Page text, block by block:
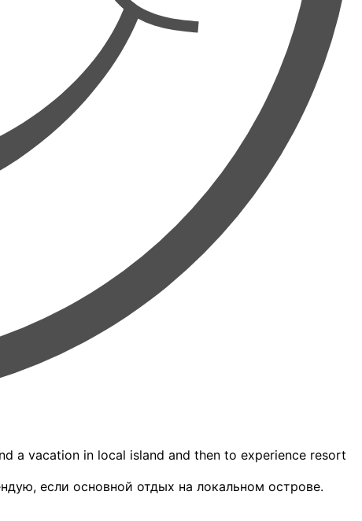
a vacation in local island and then to experience resort
если основной отдых на локальном острове.